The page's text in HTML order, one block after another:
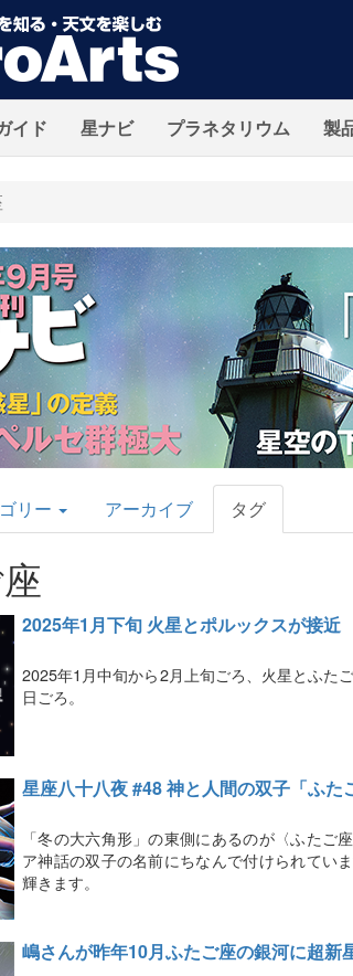
イド 星ナビ プラネタリウム 製
リー アーカイブ タグ
2025年1月下旬 火星とポルックスが接近
2025年1月中旬から2月上旬ごろ、火星とふた
日ごろ。
星座八十八夜 #48 神と人間の双子「ふた
「冬の大六角形」の東側にあるのが〈ふた
ア神話の双子の名前にちなんで付けられてい
輝きます。
嶋さんが昨年10月ふたご座の銀河に超新